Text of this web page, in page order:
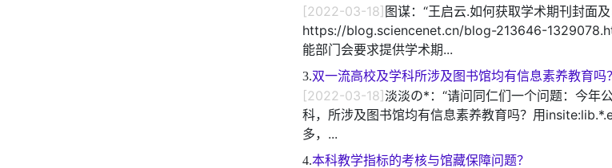
[2022-03-18]图谋：“王启云.如何获取学术期刊封面及
https://blog.sciencenet.cn/blog-213646-
能部门会要求提供学术期...
3.双一流高校及学科所涉及图书馆均有信息素养教育吗？
[2022-03-18]淡淡の*：“请问同仁们一个问题：今年
科，所涉及图书馆均有信息素养教育吗？用
多，...
4.本科教学指标的考核与馆藏保障问题？